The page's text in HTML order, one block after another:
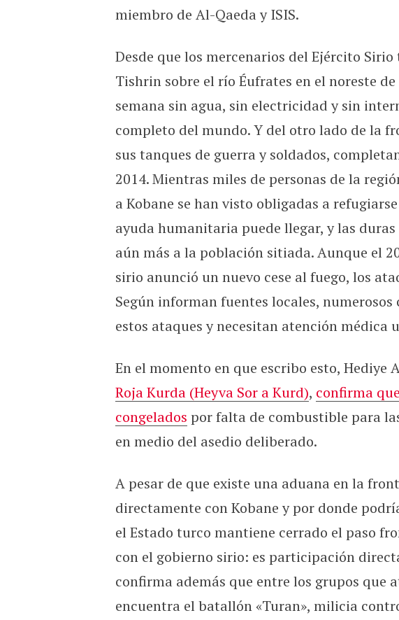
miembro de Al-Qaeda y ISIS.
Desde que los mercenarios del Ejército
Tishrin sobre el río Éufrates en el noreste
semana sin agua, sin electricidad y sin
completo del mundo. Y del otro lado de la
sus tanques de guerra y soldados,
2014. Mientras miles de personas de la
a Kobane se han visto obligadas a
ayuda humanitaria puede llegar, y las
aún más a la población sitiada. Aunque el
sirio anunció un nuevo cese al fuego, los
Según informan fuentes locales,
estos ataques y necesitan atención médica
En el momento en que escribo esto, Hediye
Roja Kurda (Heyva Sor a Kurd), confirma
congelados por falta de combustible para
en medio del asedio deliberado.
A pesar de que existe una aduana en la
directamente con Kobane y por donde
el Estado turco mantiene cerrado el paso
con el gobierno sirio: es participación
confirma además que entre los grupos que
encuentra el batallón «Turan», milicia